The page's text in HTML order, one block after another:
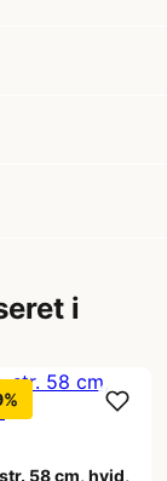
i
58 cm, hvid,